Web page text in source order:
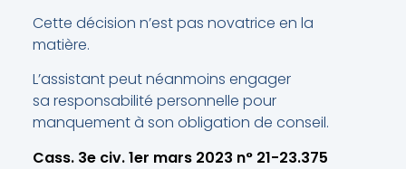
Cette décision n’est pas novatrice en la
matière.
L’assistant peut néanmoins engager
sa responsabilité personnelle pour
manquement à son obligation de conseil.
Cass. 3e civ. 1er mars 2023 n° 21-23.375